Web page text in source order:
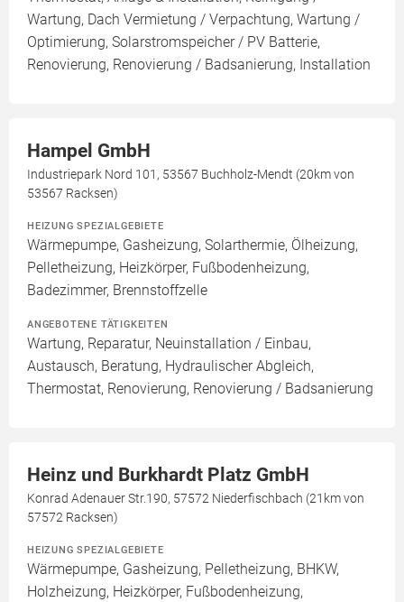
Wartung, Dach Vermietung / Verpachtung, Wartung /
Optimierung, Solarstromspeicher / PV Batterie,
Renovierung, Renovierung / Badsanierung, Installation
Hampel GmbH
Industriepark Nord 101, 53567 Buchholz-Mendt (20km von
53567 Racksen)
HEIZUNG SPEZIALGEBIETE
Wärmepumpe, Gasheizung, Solarthermie, Ölheizung,
Pelletheizung, Heizkörper, Fußbodenheizung,
Badezimmer, Brennstoffzelle
ANGEBOTENE TÄTIGKEITEN
Wartung, Reparatur, Neuinstallation / Einbau,
Austausch, Beratung, Hydraulischer Abgleich,
Thermostat, Renovierung, Renovierung / Badsanierung
Heinz und Burkhardt Platz GmbH
Konrad Adenauer Str.190, 57572 Niederfischbach (21km von
57572 Racksen)
HEIZUNG SPEZIALGEBIETE
Wärmepumpe, Gasheizung, Pelletheizung, BHKW,
Holzheizung, Heizkörper, Fußbodenheizung,